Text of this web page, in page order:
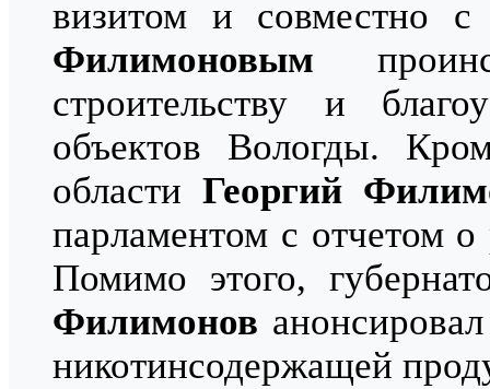
визитом и совместно с
Филимоновым
строительству и
объектов Вологды.
области Георгий
парламентом с отчетом о
Помимо этого,
Филимонов
никотинсодержащей